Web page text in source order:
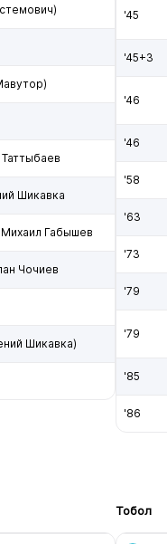
Шикавка
Габышев
Чочиев
Шикавка)
'45
'45+3
'46
'46
'58
'63
'73
'79
'79
'85
'86
Тобол